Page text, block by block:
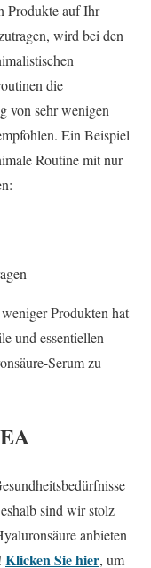
Produkte auf Ihr
wird bei den
die
von sehr wenigen
Ein Beispiel
Routine mit nur
Produkten hat
und essentiellen
Serum zu
sind wir stolz
anbieten
Klicken Sie hier, um